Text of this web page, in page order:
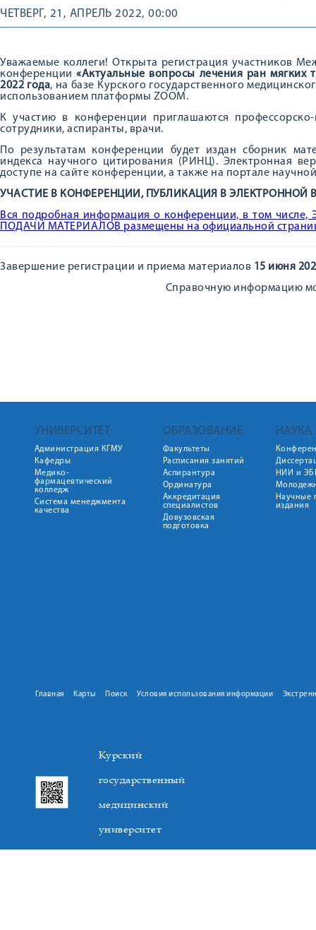
ЧЕТВЕРГ, 21, АПРЕЛЬ 2022, 00:00
Уважаемые коллеги! Открыта регистрация участников
конференции«Актуальные вопросы лечения ран мягких
2022 года, на базе Курского государственного
использованием платформы ZOOM.
К участию в конференции приглашаются
сотрудники, аспиранты, врачи.
По результатам конференции будет издан сборник
индекса научного цитирования (РИНЦ). Электронная
доступе на сайте конференции, а также на портале
УЧАСТИЕ В КОНФЕРЕНЦИИ, ПУБЛИКАЦИЯ В ЭЛЕКТРОННОЙ
Вся подробная информация о конференции, в том
ПОДАЧИ МАТЕРИАЛОВ размещены на официальной
Завершение регистрации и приема материалов 15 июня
Справочную информацию
УНИВЕРСИТЕТ
Администрация КГМУ
Кафедры
Медико-
фармацевтический
колледж
Система менеджмента
качества
ОБРАЗОВАНИЕ
Факультеты
Расписания занятий
Аспирантура
Ординатура
Аккредитация
специалистов
Довузовская
подготовка
НАУКА
НИИ и
Научные
издания
Главная Карты Поиск Условия использования информации
Курский
государственный
медицинский
университет